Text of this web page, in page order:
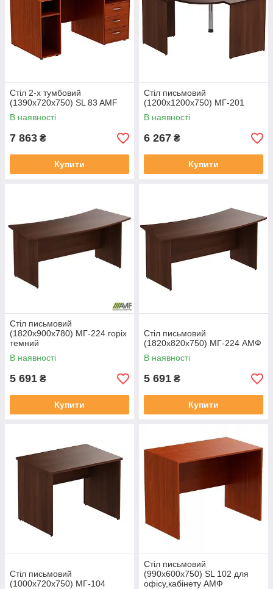
Стіл 2-х тумбовий
(1390х720х750) SL 83 AMF
В наявності
7 863 ₴
Купити
Стіл письмовий
(1200х1200х750) МГ-201
В наявності
6 267 ₴
Купити
Стіл письмовий
(1820х900х780) МГ-224 горіх
темний
В наявності
5 691 ₴
Купити
Стіл письмовий
(1820х820х750) МГ-224 АМФ
В наявності
5 691 ₴
Купити
Стіл письмовий
(1000х720х750) МГ-104
Стіл письмовий
(990х600х750) SL 102 для
офісу,кабінету АМФ